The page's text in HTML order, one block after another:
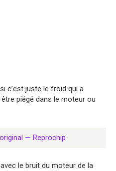
c’est juste le froid qui a
piégé dans le moteur ou
— Reprochip
le bruit du moteur de la